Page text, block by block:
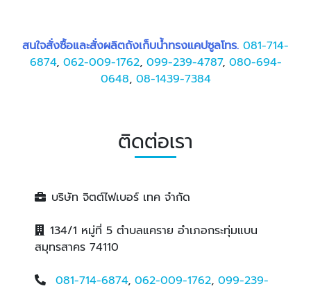
สนใจสั่งซื้อและสั่งผลิตถังเก็บน้ำทรงแคปซูลโทร. 081-714-
6874, 062-009-1762, 099-239-4787, 080-694-
0648, 08-1439-7384
ติดต่อเรา
บริษัท จิตต์ไฟเบอร์ เทค จำกัด
134/1 หมู่ที่ 5 ตำบลแคราย อำเภอกระทุ่มแบน
สมุทรสาคร 74110
081-714-6874, 062-009-1762, 099-239-